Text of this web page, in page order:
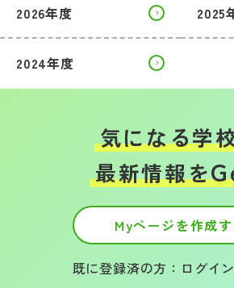
2026年度 2025
2024年度
気になる学
最新情報を
Myページを作成す
既に登録済の方：ログイ